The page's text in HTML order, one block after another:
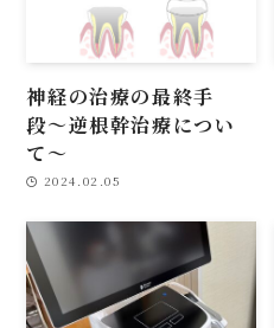
神経の治療の最終手
段〜逆根幹治療につい
て〜
2024.02.05